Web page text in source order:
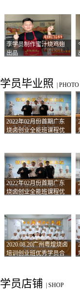
李学员制作蜜汁烧鸡翅
出品
学员毕业照 PHOTO
2022年02月份首期广东
烧卤创业全能班课程优
2022年02月份首期广东
烧卤创业全能班课程优
2020.08.20广州粤煌烧卤
培训创业班优秀学员合
学员店铺 SHOP